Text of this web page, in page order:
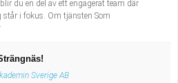
du en del av ett engagerat team där
står i fokus. Om tjänsten Som
Sverige AB